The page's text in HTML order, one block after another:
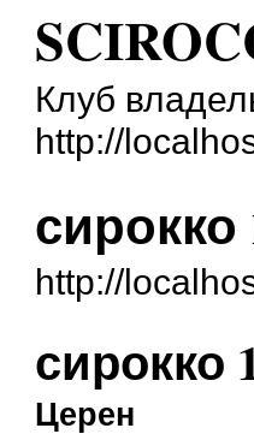
Клуб
http://
сирокко
http://
сирокко
Церен